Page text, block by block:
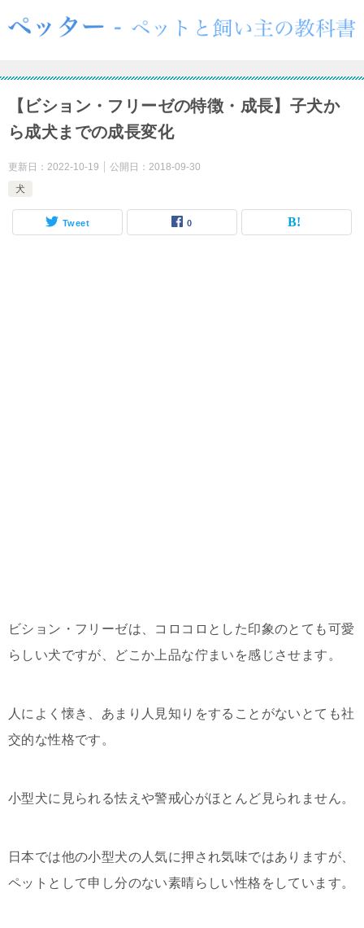
【ビション・フリーゼの特徴・成長】子犬か
ら成犬までの成長変化
更新日： 2022-10-19 公開日： 2018-09-30
犬
Tweet 0
ビション・フリーゼは、コロコロとした印象のとても可愛
らしい犬ですが、どこか上品な佇まいを感じさせます。
人によく懐き、あまり人見知りをすることがないとても社
交的な性格です。
小型犬に見られる怯えや警戒心がほとんど見られません。
日本では他の小型犬の人気に押され気味ではありますが、
ペットとして申し分のない素晴らしい性格をしています。